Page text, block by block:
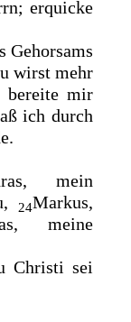
erquicke
Gehorsams
wirst mehr
bereite mir
ich durch
mein
24Markus,
meine
Christi sei